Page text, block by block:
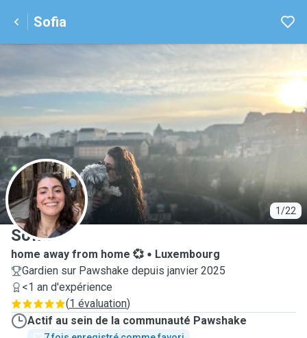
Sofia
1/22
S
Sofia
home away from home 💞
Luxembourg
Gardien sur Pawshake depuis janvier 2025
<1 an d'expérience
(1 évaluation)
Actif au sein de la communauté Pawshake